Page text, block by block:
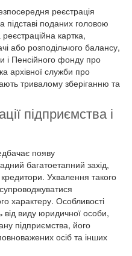
реєстрація
підставі поданих головою
картка,
або розподільчого балансу,
і Пенсійного фонду про
архівної служби про
тривалому зберіганню та
підприємства і
появу
багатоетапний захід,
Ухвалення такого
характеру. Особливості
виду юридичної особи,
підприємства, його
осіб та інших